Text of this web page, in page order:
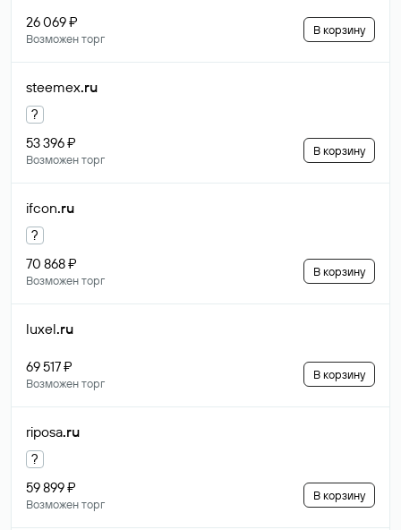
26 069 ₽
Возможен торг
В корзину
steemex.ru
?
53 396 ₽
Возможен торг
В корзину
ifcon.ru
?
70 868 ₽
Возможен торг
В корзину
luxel.ru
69 517 ₽
Возможен торг
В корзину
riposa.ru
?
59 899 ₽
Возможен торг
В корзину